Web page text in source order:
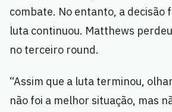
combate. No entanto, a decisão
luta continuou. Matthews
no terceiro round.
“Assim que a luta terminou,
não foi a melhor situação, mas